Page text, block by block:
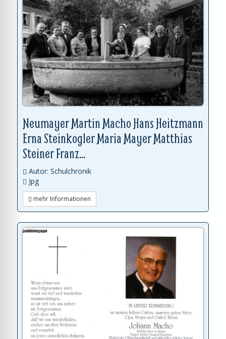
Neumayer Martin Macho Hans Heitzmann
Erna Steinkogler Maria Mayer Matthias
Steiner Franz...
Autor: Schulchronik
Jpg
mehr Informationen